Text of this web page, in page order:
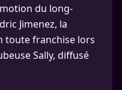
du long-
Jimenez, la
toute franchise lors
Sally, diffusé